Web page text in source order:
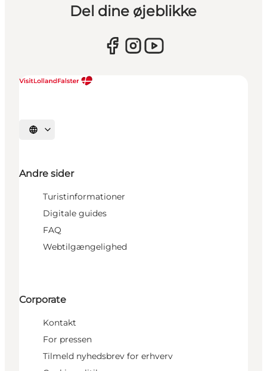
Del dine øjeblikke
Vælg sprog
Andre sider
Turistinformationer
Digitale guides
FAQ
Webtilgængelighed
Corporate
Kontakt
For pressen
Tilmeld nyhedsbrev for erhverv